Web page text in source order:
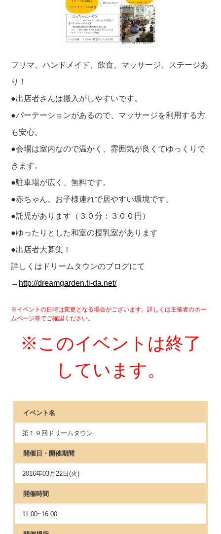
フリマ、ハンドメイド、飲食、マッサージ、ステージあ
り！
●出店者さんは搬入がしやすいです。
●パーテーションがあるので、マッサージを利用する方
も安心。
●会場は室内なので温かく、雰囲気が良くてゆっくりで
きます。
●駐車場が広く、無料です。
●赤ちゃん、お子様連れで居やすい環境です。
●託児があります（３０分：３００円）
●ゆったりとした和室の授乳室があります
●出店者大募集！
詳しくはドリームタウンのブログにて
→ http://dreamgarden.ti-da.net/
※イベントの日時は変更となる場合がございます。詳しくは主催者のホー
ムページ等でご確認ください。
※このイベントは終了
しています。
イベント名
第１９回ドリームタウン
開催日・開催期間
2016年03月22日(火)
開催時間
11:00~16:00